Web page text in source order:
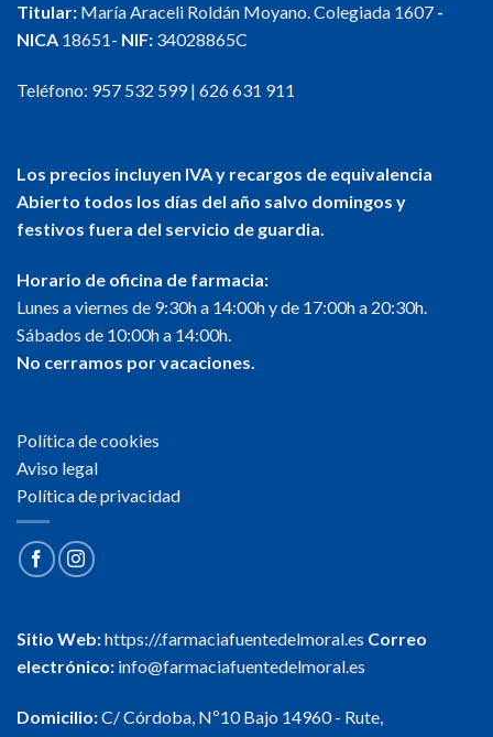
Titular: María Araceli Roldán Moyano. Colegiada 1607 -
NICA 18651- NIF: 34028865C
Teléfono: 957 532 599| 626 631 911
Los precios incluyen IVA y recargos de equivalencia
Abierto todos los días del año salvo domingos y
festivos fuera del servicio de guardia.
Horario de oficina de farmacia:
Lunes a viernes de 9:30h a 14:00h y de 17:00h a 20:30h.
Sábados de 10:00h a 14:00h.
No cerramos por vacaciones.
Política de cookies
Aviso legal
Política de privacidad
Sitio Web:https://.farmaciafuentedelmoral.es Correo
electrónico: info@farmaciafuentedelmoral.es
Domicilio:C/ Córdoba, Nº10 Bajo 14960 - Rute,